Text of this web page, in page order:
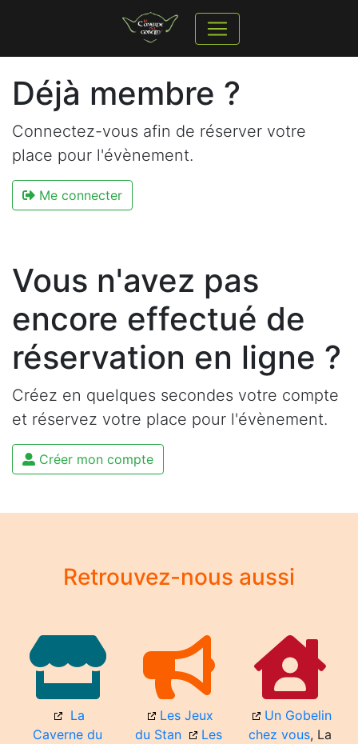
Déjà membre ?
Connectez-vous afin de réserver votre
place pour l'évènement.
Me connecter
Vous n'avez pas
encore effectué de
réservation en ligne ?
Créez en quelques secondes votre compte
et réservez votre place pour l'évènement.
Créer mon compte
Retrouvez-nous aussi
La
Caverne du
Les Jeux
du Stan
Les
Un Gobelin
chez vous, La